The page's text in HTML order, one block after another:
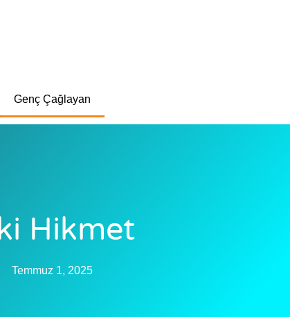
Genç Çağlayan
Hikmet
Temmuz 1, 2025